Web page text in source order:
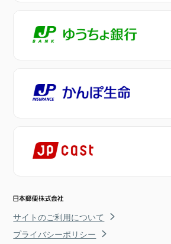
サイトのご利用について
プライバシーポリシー